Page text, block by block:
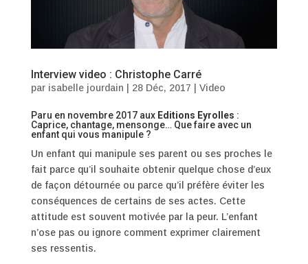
Interview video : Christophe Carré
par isabelle jourdain 28 Déc, 2017 Video
Paru en novembre 2017 auxEditions Eyrolles :
Caprice, chantage, mensonge… Que faire avec un
enfant qui vous manipule ?
Un enfant qui manipule ses parent ou ses proches le
fait parce qu’il souhaite obtenir quelque chose d’eux
de façon détournée ou parce qu’il préfère éviter les
conséquences de certains de ses actes. Cette
attitude est souvent motivée par la peur. L’enfant
n’ose pas ou ignore comment exprimer clairement
ses ressentis.